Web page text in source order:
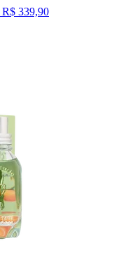
R$ 339,90